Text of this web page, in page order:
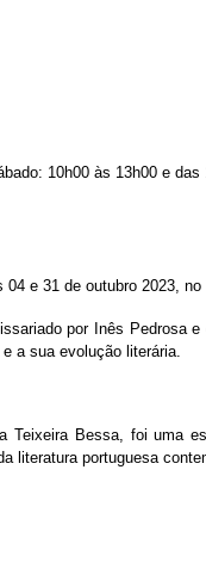
10h00 às 13h00 e das
e 31 de outubro 2023,
por Inês
a sua evolução literária.
Teixeira Bessa, foi uma
literatura portuguesa